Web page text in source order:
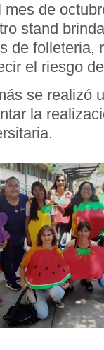
mes de
stand
de folleteria,
el riesgo
se realizó
la